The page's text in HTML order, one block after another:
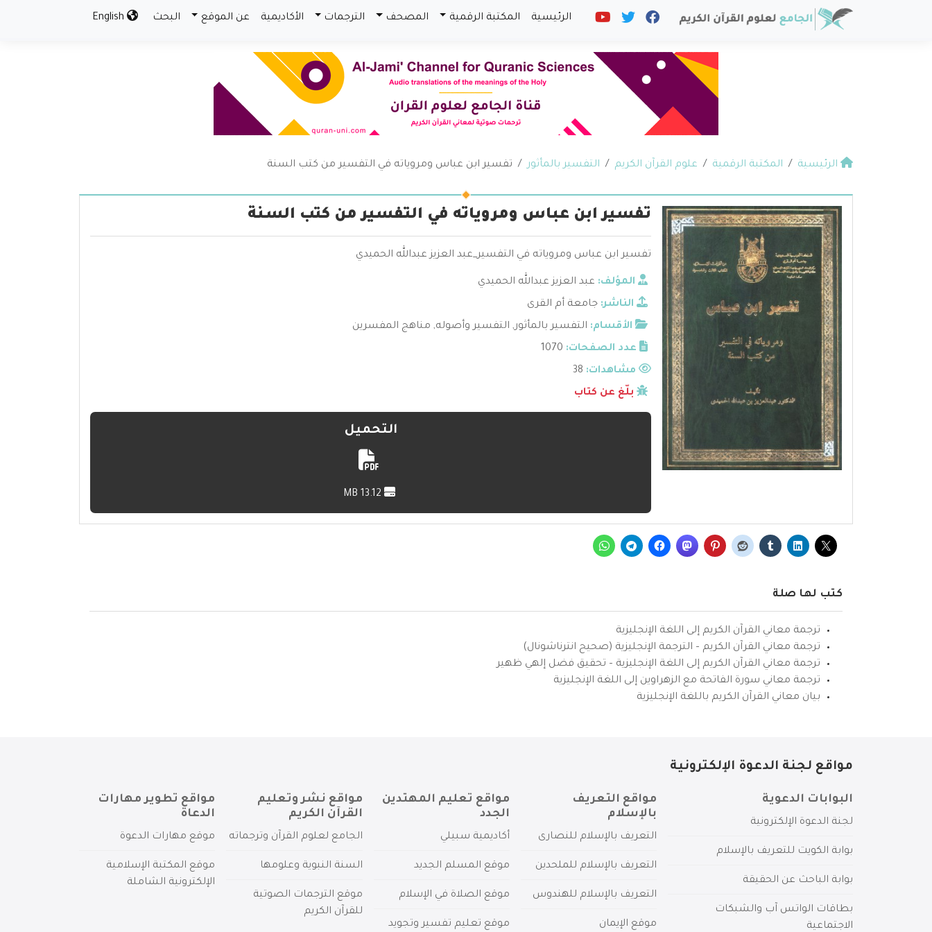
الرئيسية المكتبة الرقمية المصحف الترجمات الأكاديمية عن الموقع البحث
الرئيسية المكتبة الرقمية علوم القرآن الكريم التفسير بالمأثور تفسير ابن عباس ومروياته في التفسير من كتب السنة
تفسير ابن عباس ومروياته في التفسير من كتب السنة
تفسير ابن عباس ومروياته في التفسير_عبد العزيز عبدالله الحميدي
المؤلف: عبد العزيز عبدالله الحميدي
الناشر: جامعة أم القرى
الأقسام: التفسير بالمأثور, التفسير وأصوله, مناهج المفسرين
عدد الصفحات: 1070
مشاهدات:
بلّغ عن كتاب
التحميل
كتب لها صلة
ترجمة معاني القرآن الكريم إلى اللغة الإنجليزية
ترجمة معاني القرآن الكريم – الترجمة الإنجليزية (صحيح انترناشونال)
ترجمة معاني القرآن الكريم إلى اللغة الإنجليزية – تحقيق فضل إلهي ظهير
ترجمة معاني سورة الفاتحة مع الزهراوين إلى اللغة الإنجليزية
بيان معاني القرآن الكريم باللغة الإنجليزية
مواقع لجنة الدعوة الإلكترونية
البوابات الدعوية
لجنة الدعوة الإلكترونية
بوابة الكويت للتعريف بالإسلام
بوابة الباحث عن الحقيقة
بطاقات الواتس آب والشبكات
الاجتماعية
مواقع التعريف
بالإسلام
التعريف بالإسلام للنصارى
التعريف بالإسلام للملحدين
التعريف بالإسلام للهندوس
موقع الإيمان
مواقع تعليم المهتدين
الجدد
أكاديمية سبيلي
موقع المسلم الجديد
موقع الصلاة في الإسلام
موقع تعليم تفسير وتجويد
مواقع نشر وتعليم
القرآن الكريم
الجامع لعلوم القرآن وترجماته
السنة النبوية وعلومها
موقع الترجمات الصوتية
للقرآن الكريم
مواقع تطوير مهارات
الدعاة
موقع مهارات الدعوة
موقع المكتبة الإسلامية
الإلكترونية الشاملة